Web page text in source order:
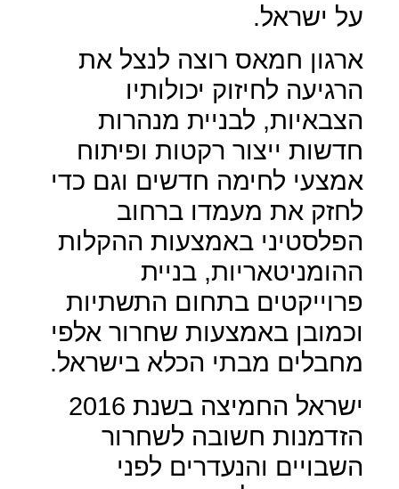
על ישראל.
ארגון חמאס רוצה לנצל את
הרגיעה לחיזוק יכולותיו
הצבאיות, לבניית מנהרות
חדשות ייצור רקטות ופיתוח
אמצעי לחימה חדשים וגם כדי
לחזק את מעמדו ברחוב
הפלסטיני באמצעות ההקלות
ההומניטאריות, בניית
פרוייקטים בתחום התשתיות
וכמובן באמצעות שחרור אלפי
מחבלים מבתי הכלא בישראל.
ישראל החמיצה בשנת 2016
הזדמנות חשובה לשחרור
השבויים והנעדרים לפני